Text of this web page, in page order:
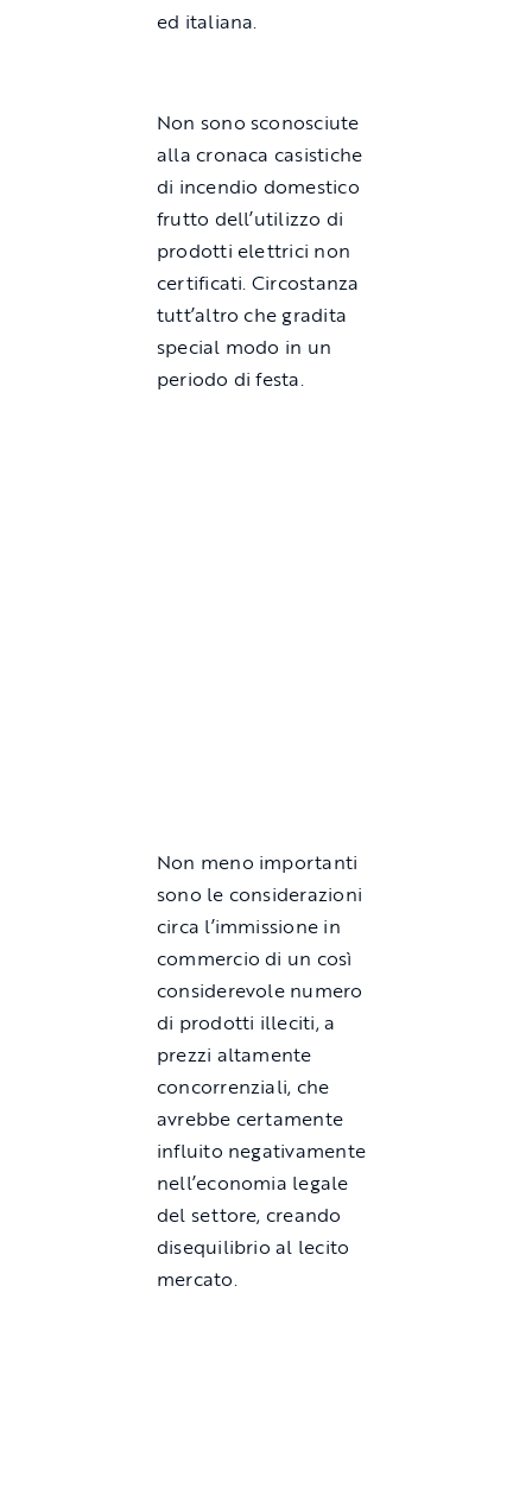
ed italiana.
Non sono sconosciute
alla cronaca casistiche
di incendio domestico
frutto dell’utilizzo di
prodotti elettrici non
certificati. Circostanza
tutt’altro che gradita
special modo in un
periodo di festa.
Non meno importanti
sono le considerazioni
circa l’immissione in
commercio di un così
considerevole numero
di prodotti illeciti, a
prezzi altamente
concorrenziali, che
avrebbe certamente
influito negativamente
nell’economia legale
del settore, creando
disequilibrio al lecito
mercato.